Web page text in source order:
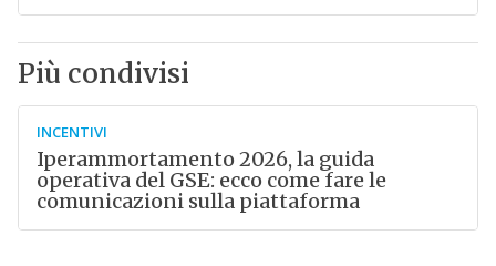
Più condivisi
INCENTIVI
Iperammortamento 2026, la guida
operativa del GSE: ecco come fare le
comunicazioni sulla piattaforma